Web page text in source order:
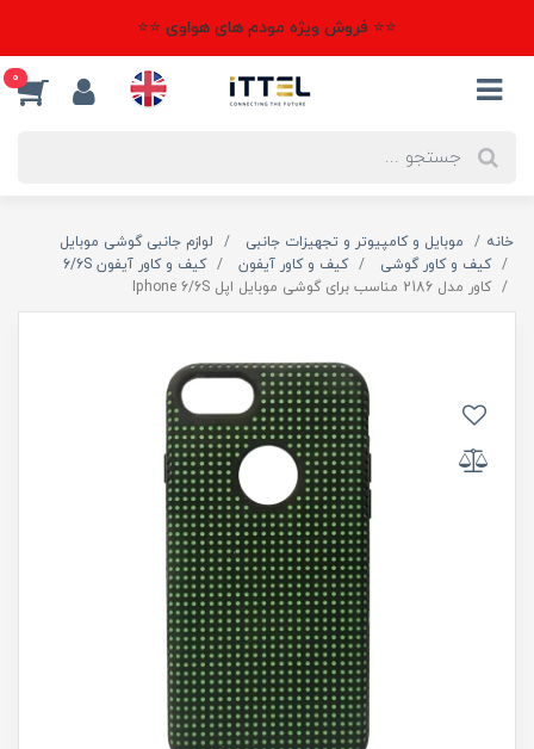
⭐⭐ فروش ویژه مودم های هواوی ⭐⭐
0
خانه موبایل و کامپیوتر و تجهیزات جانبی
لوازم جانبی گوشی موبایل
کیف و کاور گوشی
کیف و کاور آیفون
کیف و کاور آیفون 6/6S
کاور مدل 2186 مناسب برای گوشی موبایل اپل Iphone 6/6S